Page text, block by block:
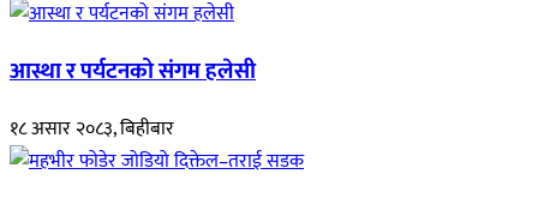
आस्था र पर्यटनको संगम हलेसी
१८ असार २०८३, बिहीबार